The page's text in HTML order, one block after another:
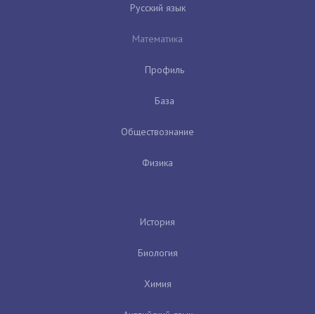
Русский язык
Математика
Профиль
База
Обществознание
Физика
История
Биология
Химия